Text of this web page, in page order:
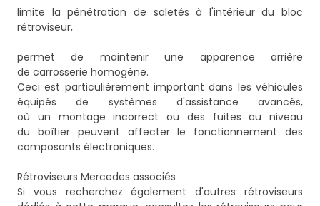
limite la pénétration de saletés à l'intérieur du bloc
rétroviseur,
permet de maintenir une apparence arrière
de carrosserie homogène.
Ceci est particulièrement important dans les véhicules
équipés de systèmes d'assistance avancés,
où un montage incorrect ou des fuites au niveau
du boîtier peuvent affecter le fonctionnement des
composants électroniques.
Rétroviseurs Mercedes associés
Si vous recherchez également d'autres rétroviseurs